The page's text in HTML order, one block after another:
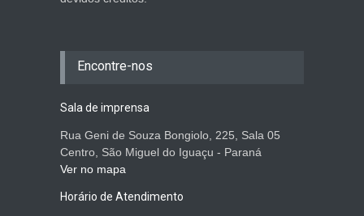
Encontre-nos
Sala de imprensa
Rua Geni de Souza Bongiolo, 225, Sala 05
Centro, São Miguel do Iguaçu - Paraná
Ver no mapa
Horário de Atendimento